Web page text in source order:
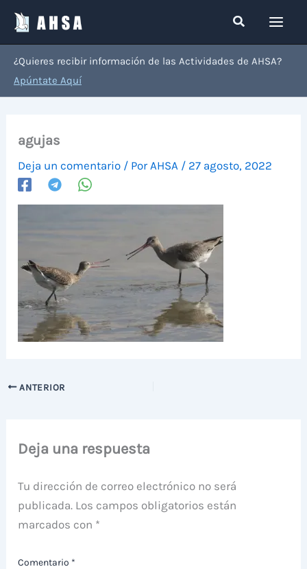
contenido
Buscar
¿Quieres recibir información de las Actividades de AHSA?
Apúntate Aquí
agujas
Deja un comentario / Por AHSA / 27 agosto, 2022
ANTERIOR
Deja una respuesta
Tu dirección de correo electrónico no será
publicada. Los campos obligatorios están
marcados con *
Comentario *